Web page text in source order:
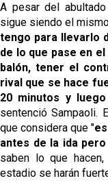
del martes
Odysseas
temporada
El Sevilla FC
fichajes
Opinión | "Carta
García
El Sevilla
A pesar del
sigue siendo el
tengo para llevarlo
de lo que pase en
balón, tener el
rival que se hace
20 minutos y
sentenció Sampaoli.
que considera que "es
antes de la ida
saben lo que
estadio se harán